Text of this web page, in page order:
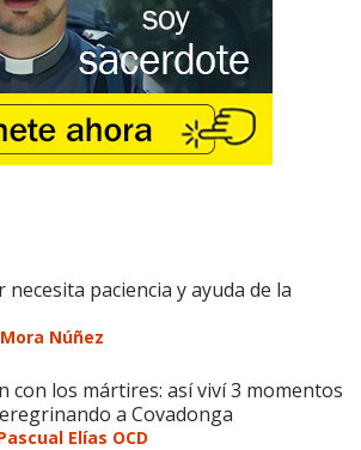
necesita paciencia y ayuda de la
Núñez
con los mártires: así viví 3 momentos
a Covadonga
Elías OCD